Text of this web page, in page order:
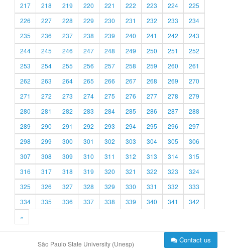
217
218 219 220 221 222 223 224
225
226
227 228 229 230 231 232 233
234
235
236 237 238 239 240 241 242
243
244
245 246 247 248 249 250 251
252
253
254 255 256 257 258 259 260
261
262
263 264 265 266 267 268 269
270
271
272 273 274 275 276 277 278
279
280
281 282 283 284 285 286 287
288
289
290 291 292 293 294 295 296
297
298
299 300 301 302 303 304 305
306
307
308 309 310 311 312 313 314
315
316
317 318 319 320 321 322 323
324
325
326 327 328 329 330 331 332
333
334
335 336 337 338 339 340 341
342
»
São Paulo State University (Unesp) Contact us